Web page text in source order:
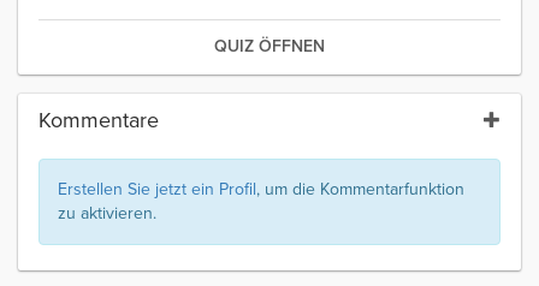
QUIZ ÖFFNEN
Kommentare
Erstellen Sie jetzt ein Profil, um die Kommentarfunktion
zu aktivieren.